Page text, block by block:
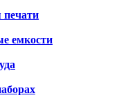
печати
емкости